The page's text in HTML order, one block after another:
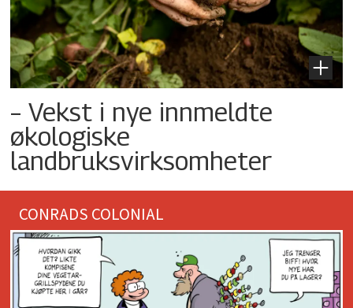
– Vekst i nye innmeldte
økologiske
landbruksvirksomheter
CONRADS COLONIAL